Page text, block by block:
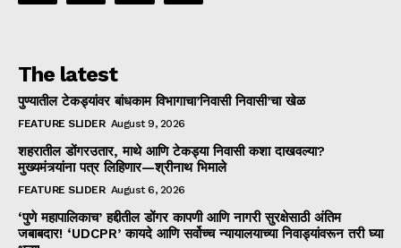
The latest
पुण्यातील टेकड्यांवर बांधकाम विभागाचा’निवासी निवासी’चा खेळ
FEATURE SLIDER August 9, 2026
शहरातील डोंगरउतार, माथे आणि टेकड्या निवासी कशा दाखवल्या?
मुख्यमंत्र्यांना पत्र लिहिणार—श्रीनाथ भिमाले
FEATURE SLIDER August 6, 2026
‘पुणे महापालिकाच’ हद्दीतील डोंगर कापणी आणि नागरी सुरक्षेसाठी अंतिम
जबाबदार! ‘UDCPR’ कायदे आणि सर्वोच्च न्यायालयाच्या निवाड्यांवरून तरी घ्या